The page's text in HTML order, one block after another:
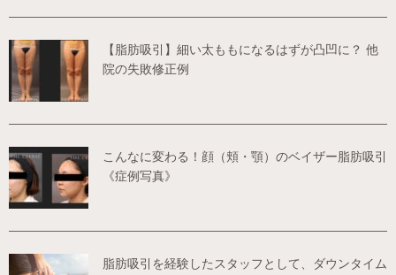
【脂肪吸引】細い太ももになるはずが凸凹に？ 他
院の失敗修正例
こんなに変わる！顔（頬・顎）のベイザー脂肪吸引
《症例写真》
脂肪吸引を経験したスタッフとして、ダウンタイム